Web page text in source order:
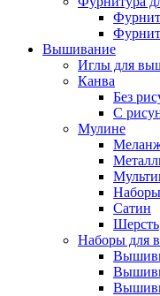
Вышивание
Иглы для
Канва
Без
С
Мулине
Сатин
Шерсть
Наборы для